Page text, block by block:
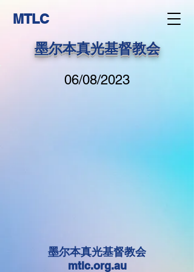
MTLC
墨尔本真光基督教会
06/08/2023
墨尔本真光基督教会
mtlc.org.au